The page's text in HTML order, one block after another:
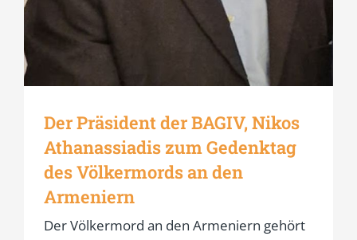
Der Präsident der BAGIV, Nikos
Athanassiadis zum Gedenktag
des Völkermords an den
Armeniern
Der Völkermord an den Armeniern gehört